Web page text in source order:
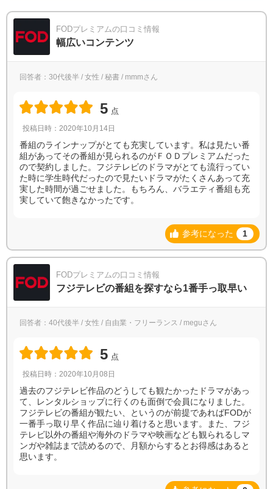
FODプレミアムの口コミ情報
幅広いコンテンツ
回答者：30代後半 / 女性 / 秘書 / mmmさん
5 点
投稿日時：2020年10月14日
番組のラインナップがとても充実しています。私は見たい番
組があってその番組が見られるのがＦＯＤプレミアムだった
ので契約しました。フジテレビのドラマがとても流行ってい
た時に学生時代だったので見たいドラマがたくさんあって充
実した時間が過ごせました。もちろん、バラエティ番組も充
実していて飽きなかったです。
参考になった 1
FODプレミアムの口コミ情報
フジテレビの番組を探すなら1番手っ取早い
回答者：40代後半 / 女性 / 自由業・フリーランス / meguさん
5 点
投稿日時：2020年10月08日
過去のフジテレビ作品のどうしても観たかったドラマがあっ
て、レンタルショップに行くのも面倒で会員になりました。
フジテレビの番組が観たい、というのが前提であればFODが
一番手っ取り早く作品に辿り着けると思います。また、フジ
テレビ以外の番組や海外のドラマや映画なども観られるしマ
ンガや雑誌まで読めるので、月額からするとお得感はあると
思います。